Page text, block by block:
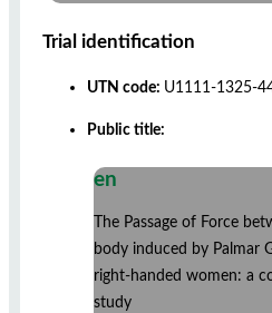
Trial identification
UTN code: U1111-1325-
Public title:
en
The Passage of Force
body induced by Palmar
right-handed women: a
study